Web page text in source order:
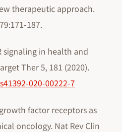
therapeutic approach.
187.
signaling in health and
Ther 5, 181 (2020).
020-00222-7
factor receptors as
oncology. Nat Rev Clin